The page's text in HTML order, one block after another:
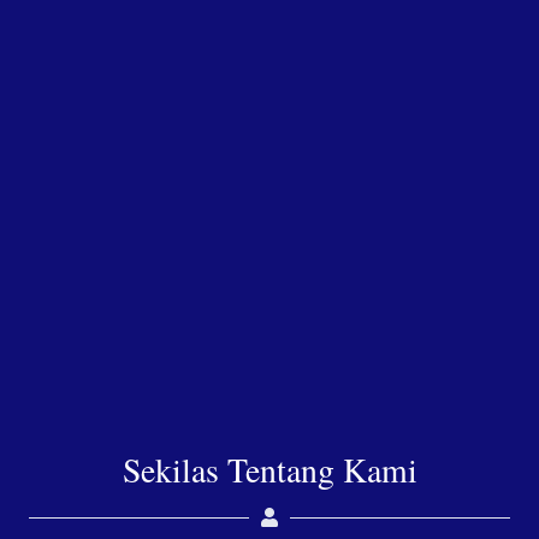
Sekilas Tentang Kami